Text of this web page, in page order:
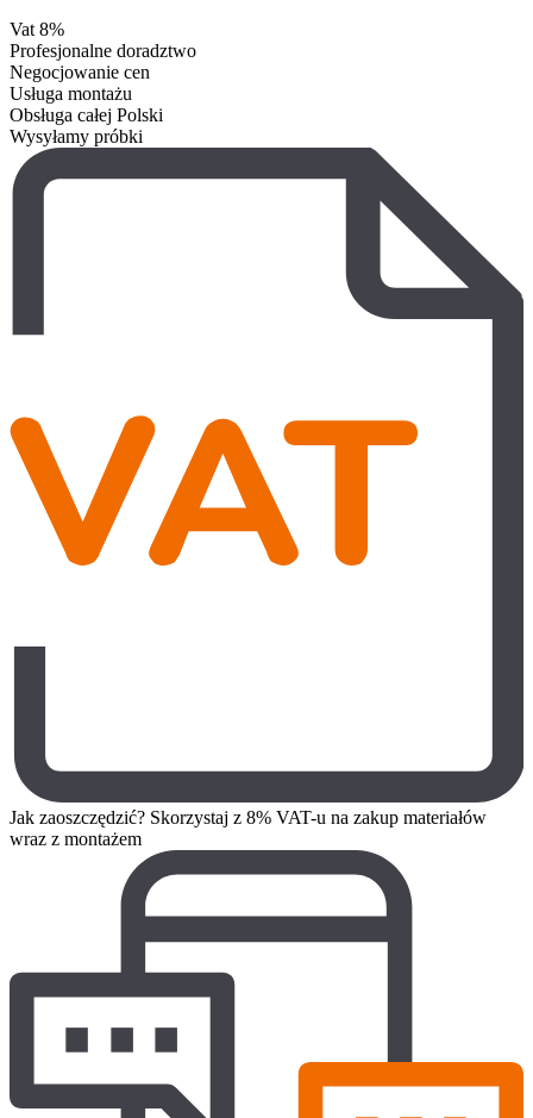
Vat 8%
Profesjonalne doradztwo
Negocjowanie cen
Usługa montażu
Obsługa całej Polski
Wysyłamy próbki
Jak zaoszczędzić? Skorzystaj z 8% VAT-u na zakup materiałów
wraz z montażem